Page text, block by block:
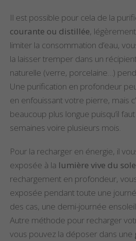
Il est possible pour cela de la
courante ou distillée,
limiter la consommation d’eau,
la laisser tremper dans un
naturelle (verre, porcelaine…)
Une purification en profondeur
en enfouissant votre pierre, mais
beaucoup plus longue puisqu’il
semaines voire plusieurs mois.
Pour la recharger en énergie, il
exposée à la lumière vive du
rechargement en profondeur,
exposée pendant toute une
des cas, une demi-journée
Autre méthode pour recharger
vous pouvez la déposer dans une